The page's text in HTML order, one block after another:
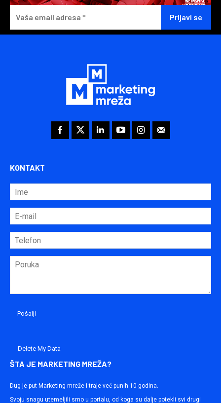
KONTAKT
Delete My Data
ŠTA JE MARKETING MREŽA?
Dug je put Marketing mreže i traje već punih 10 godina.
Svoju snagu utemeljili smo u portalu, od koga su dalje potekli svi drugi